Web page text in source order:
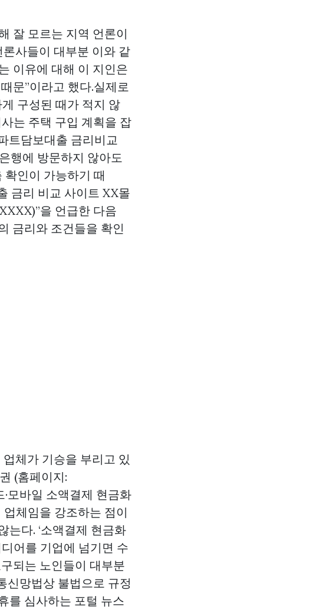
잘 모르는 지역 언론이
사들이 대부분 이와 같
이유에 대해 이 지인은
문”이라고 했다.실제로
구성된 때가 적지 않
는 주택 구입 계획을 잡
트담보대출 금리비교
행에 방문하지 않아도
인이 가능하기 때
금리 비교 사이트 XX몰
을 언급한 다음
금리와 조건들을 확인
업체가 기승을 부리고 있
(홈페이지:
바일 소액결제 현금화
체임을 강조하는 점이
는다. ‘소액결제 현금화
어를 기업에 넘기면 수
되는 노인들이 대부분
신망법상 불법으로 규정
를 심사하는 포털 뉴스